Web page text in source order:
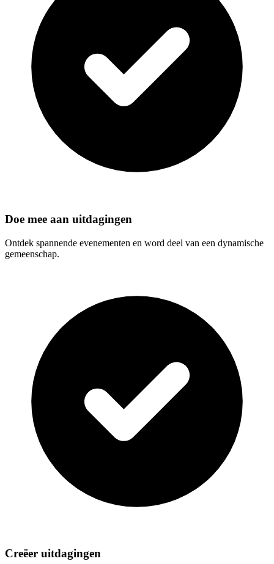
Doe mee aan uitdagingen
Ontdek spannende evenementen en word deel van een dynamische
gemeenschap.
Creëer uitdagingen